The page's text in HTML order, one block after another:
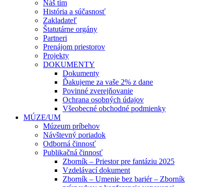
Náš tím
História a súčasnosť
Zakladateľ
Štatutárne orgány
Partneri
Prenájom priestorov
Projekty
DOKUMENTY
Dokumenty
Ďakujeme za vaše 2% z dane
Povinné zverejňovanie
Ochrana osobných údajov
Všeobecné obchodné podmienky
MÚZE/UM
Múzeum príbehov
Návštevný poriadok
Odborná činnosť
Publikačná činnosť
Zborník – Priestor pre fantáziu 2025
Vzdelávací dokument
Zborník – Umenie bez bariér – Zborník